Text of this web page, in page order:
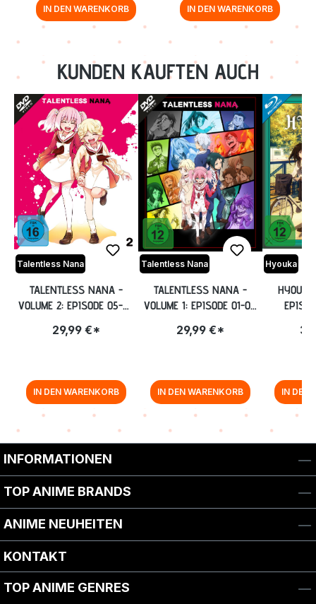
IN DEN WARENKORB IN DEN WARENKORB
Zurück zur Vor-/Zurück-Navigation
KUNDEN KAUFTEN AUCH
Talentless Nana
TALENTLESS NANA -
VOLUME 2: EPISODE 05-08
29,99 €*
IN DEN WARENKORB
Talentless Nana
TALENTLESS NANA -
VOLUME 1: EPISODE 01-04
[DVD]
29,99 €*
IN DEN WARENKORB
Hyouka
IN DEN
INFORMATIONEN
TOP ANIME BRANDS
ANIME NEUHEITEN
KONTAKT
TOP ANIME GENRES